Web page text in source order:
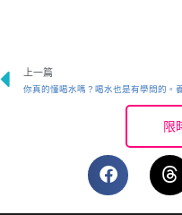
Prev
上一篇
限